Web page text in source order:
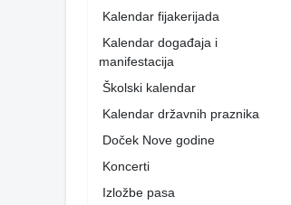
Kalendar fijakerijada
Kalendar događaja i
manifestacija
Školski kalendar
Kalendar državnih praznika
Doček Nove godine
Koncerti
Izložbe pasa